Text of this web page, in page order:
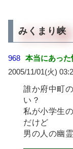
みくまり峡
968 本当にあった
2005/11/01(火)
誰か府中町
い？
私が小学生
だけど
男の人の幽